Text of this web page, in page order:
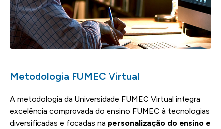
Metodologia FUMEC Virtual​
A metodologia da Universidade FUMEC Virtual integra
excelência comprovada do ensino FUMEC à tecnologias
diversificadas e focadas na personalização do ensino e